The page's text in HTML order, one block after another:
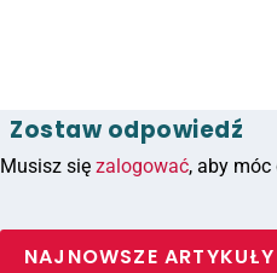
Zostaw odpowiedź
Musisz się zalogować, aby
NAJNOWSZE ARTYKUŁY